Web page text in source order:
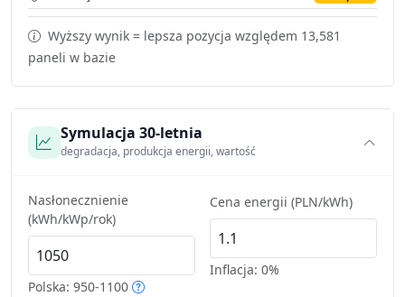
Wyższy wynik = lepsza pozycja względem 13,581
paneli w bazie
Symulacja 30-letnia
degradacja, produkcja energii, wartość
Nasłonecznienie
(kWh/kWp/rok)
Polska: 950-1100
Cena energii (PLN/kWh)
Inflacja: 0%